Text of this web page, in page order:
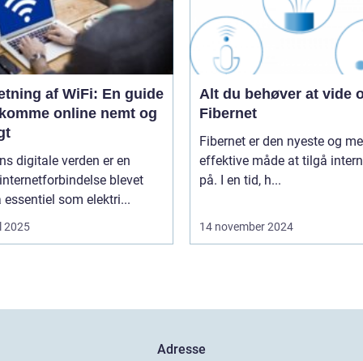
af WiFi: En guide
online nemt og
digitale verden er en
blevet
essentiel som elektri...
2025
Alt du behøver at vide
Fibernet
Fibernet er den nyeste og
effektive måde at tilgå
på. I en tid, h...
14 november 2024
Adresse